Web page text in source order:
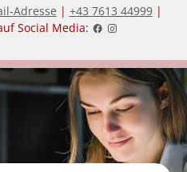
Adresse | +43 7613 44999|
Social Media: